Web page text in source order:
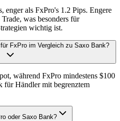
enger als FxPro's 1.2 Pips. Engere
was besonders für
wichtig ist.
FxPro im Vergleich zu Saxo Bank?
während FxPro mindestens $100
für Händler mit begrenztem
oder Saxo Bank?